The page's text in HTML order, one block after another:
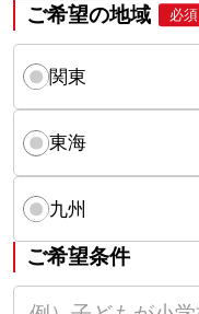
ご希望の地域 必須
関東
東海
九州
ご希望条件